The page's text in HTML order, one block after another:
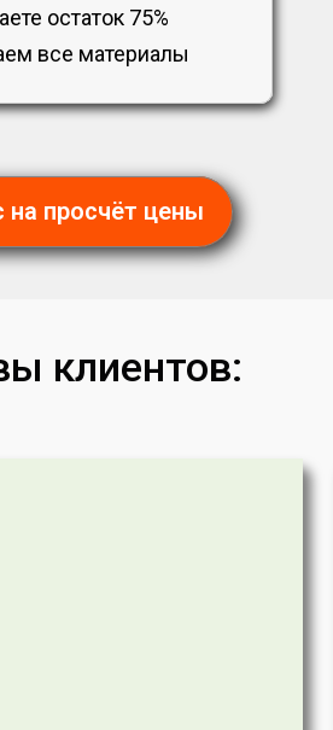
остаток 75%
все материалы
на просчёт цены
клиентов: